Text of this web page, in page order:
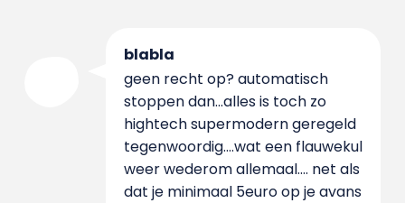
blabla
geen recht op? automatisch
stoppen dan...alles is toch zo
hightech supermodern geregeld
tegenwoordig....wat een flauwekul
weer wederom allemaal.... net als
dat je minimaal 5euro op je avans